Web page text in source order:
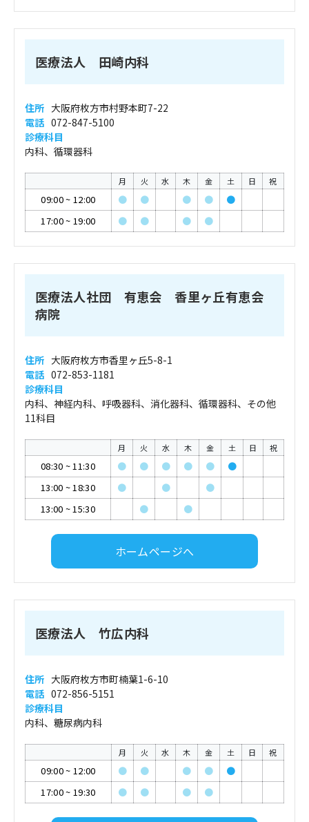
医療法人 田崎内科
住所 大阪府枚方市村野本町7-22
電話 072-847-5100
診療科目
内科、循環器科
月 火 水 木 金 土 日 祝
09:00~ 12:00 ● ● ● ●
●
17:00~ 19:00 ● ● ● ●
医療法人社団 有恵会 香里ヶ丘有恵会
病院
住所 大阪府枚方市香里ヶ丘5-8-1
電話 072-853-1181
診療科目
内科、神経内科、呼吸器科、消化器科、循環器科、その他
11科目
月 火 水 木 金 土 日 祝
08:30 ~11:30 ● ● ● ● ●
●
13:00 ~18:30 ● ●
●
13:00 ~15:30 ● ●
ホームページへ
医療法人 竹広内科
住所 大阪府枚方市町楠葉1-6-10
電話 072-856-5151
診療科目
内科、糖尿病内科
月 火 水 木 金 土 日 祝
09:00~ 12:00 ● ● ● ●
●
17:00~ 19:30 ● ● ● ●